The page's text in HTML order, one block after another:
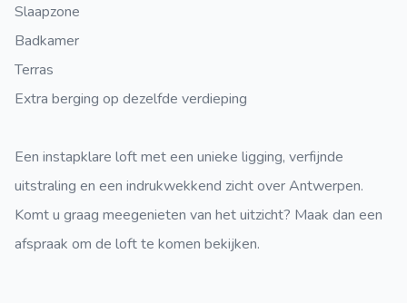
Slaapzone
Badkamer
Terras
Extra berging op dezelfde verdieping
Een instapklare loft met een unieke ligging, verfijnde
uitstraling en een indrukwekkend zicht over Antwerpen.
Komt u graag meegenieten van het uitzicht? Maak dan een
afspraak om de loft te komen bekijken.